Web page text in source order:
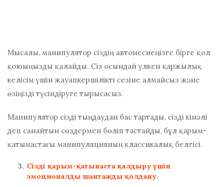
Мысалы, манипулятор сіздің автонесиеңізге бірге қол
қоюыңызды қалайды. Сіз осындай үлкен қаржылық
келісім үшін жауапкершілікті сезіне алмайсыз және
өзіңізді түсіндіруге тырысасыз.
Манипулятор сізді тыңдаудан бас тартады, сізді кінәлі
деп санайтын сөздермен бөліп тастайды, бұл қарым-
қатынастағы манипуляцияның классикалық белгісі.
Сізді қарым-қатынаста қалдыру үшін
эмоционалды шантажды қолдану.